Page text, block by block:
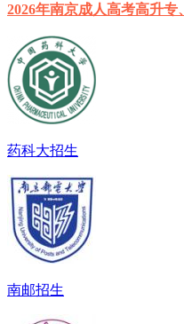
2026年南京成人高考高升
药科大招生
南邮招生